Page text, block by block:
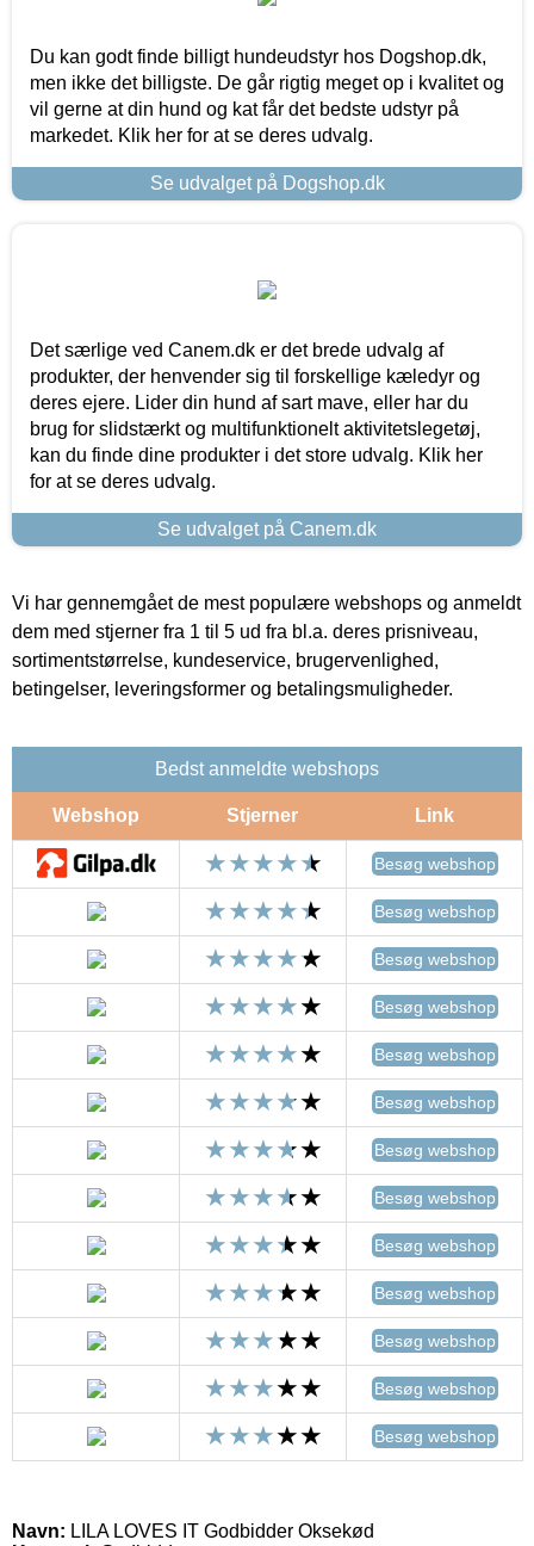
Du kan godt finde billigt hundeudstyr hos Dogshop.dk,
men ikke det billigste. De går rigtig meget op i kvalitet og
vil gerne at din hund og kat får det bedste udstyr på
markedet. Klik her for at se deres udvalg.
Se udvalget på Dogshop.dk
Det særlige ved Canem.dk er det brede udvalg af
produkter, der henvender sig til forskellige kæledyr og
deres ejere. Lider din hund af sart mave, eller har du
brug for slidstærkt og multifunktionelt aktivitetslegetøj,
kan du finde dine produkter i det store udvalg. Klik her
for at se deres udvalg.
Se udvalget på Canem.dk
Vi har gennemgået de mest populære webshops og anmeldt
dem med stjerner fra 1 til 5 ud fra bl.a. deres prisniveau,
sortimentstørrelse, kundeservice, brugervenlighed,
betingelser, leveringsformer og betalingsmuligheder.
Bedst anmeldte webshops
Webshop Stjerner Link
Besøg webshop
Besøg webshop
Besøg webshop
Besøg webshop
Besøg webshop
Besøg webshop
Besøg webshop
Besøg webshop
Besøg webshop
Besøg webshop
Besøg webshop
Besøg webshop
Besøg webshop
Navn: LILA LOVES IT Godbidder Oksekød